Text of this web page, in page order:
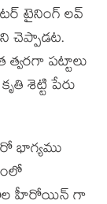
టైనింగ్ లవ్
చెప్పాడట.
పట్టాలు
శెట్టి పేరు
భాగ్యము
హీరోయిన్ గా